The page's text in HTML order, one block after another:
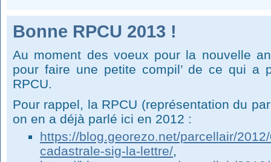
Bonne RPCU 2013 !
Au moment des voeux pour la nouvelle
pour faire une petite compil’ de ce qui
RPCU.
Pour rappel, la RPCU (représentation du
on en a déjà parlé ici en 2012 :
https://blog.georezo.net/parcellair/
cadastrale-sig-la-lettre/,